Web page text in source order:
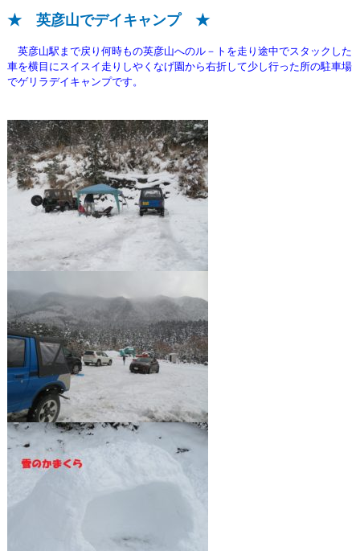
★ 英彦山でデイキャンプ ★
英彦山駅まで戻り何時もの英彦山へのル－トを走り途中でスタックした
車を横目 にスイスイ走りしやくなげ園から右折して少し行った所の駐車場
でゲリラデイキャンプです。